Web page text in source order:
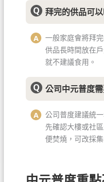
拜完的供品可
一般家庭會將拜
供品長時間放在
就不建議食用。
公司中元普度
公司普度建議統
先確認大樓或社
便焚燒，可改採